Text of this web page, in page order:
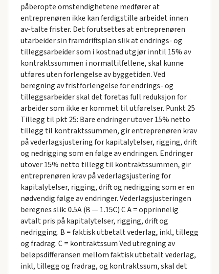
påberopte omstendighetene medfører at
entreprenøren ikke kan ferdigstille arbeidet innen
av-talte frister. Det forutsettes at entreprenøren
utarbeider sin framdriftsplan slik at endrings- og
tilleggsarbeider som i kostnad utgjør inntil 15% av
kontraktssummen i normaltilfellene, skal kunne
utføres uten forlengelse av byggetiden. Ved
beregning av fristforlengelse for endrings- og
tilleggsarbeider skal det foretas full reduksjon for
arbeider som ikke er kommet til utførelser. Punkt 25
Tillegg til pkt 25: Bare endringer utover 15% netto
tillegg til kontraktssummen, gir entreprenøren krav
på vederlagsjustering for kapitalytelser, rigging, drift
og nedrigging som en følge av endringen. Endringer
utover 15% netto tillegg til kontraktssummen, gir
entreprenøren krav på vederlagsjustering for
kapitalytelser, rigging, drift og nedrigging som er en
nødvendig følge av endringer. Vederlagsjusteringen
beregnes slik: 0.5A (B — 1.15C) C A = opprinnelig
avtalt pris på kapitalytelser, rigging, drift og
nedrigging. B = faktisk utbetalt vederlag, inkl, tillegg
og fradrag. C = kontraktssum Ved utregning av
beløpsdifferansen mellom faktisk utbetalt vederlag,
inkl, tillegg og fradrag, og kontraktssum, skal det